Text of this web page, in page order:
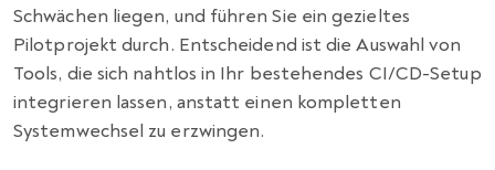
Schwächen liegen, und führen Sie ein gezieltes
Pilotprojekt durch. Entscheidend ist die Auswahl von
Tools, die sich nahtlos in Ihr bestehendes CI/CD-Setup
integrieren lassen, anstatt einen kompletten
Systemwechsel zu erzwingen.